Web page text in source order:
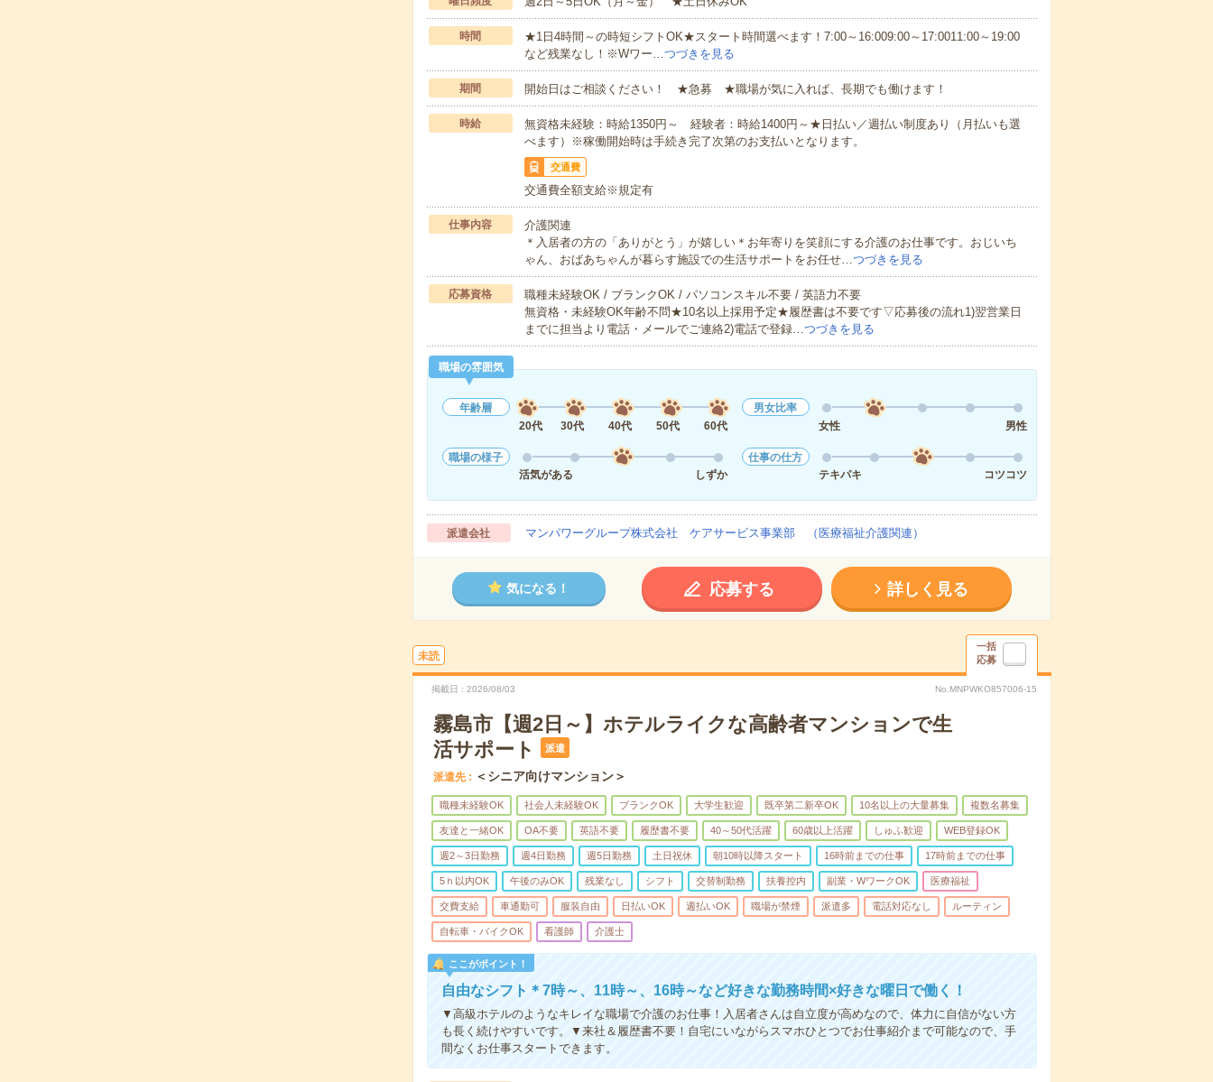
時間
★1日4時間～の時短シフトOK★スタート時間選べます！7:00～16:009:00～17:0011:00～19:00
など残業なし！※Wワー…つづきを見る
期間 開始日はご相談ください！ ★急募 ★職場が気に入れば、長期でも働けます！
時給
無資格未経験：時給1350円～ 経験者：時給1400円～★日払い／週払い制度あり（月払いも選
べます）※稼働開始時は手続き完了次第のお支払いとなります。
交通費
交通費全額支給※規定有
仕事内容
介護関連
＊入居者の方の「ありがとう」が嬉しい＊お年寄りを笑顔にする介護のお仕事です。おじいち
ゃん、おばあちゃんが暮らす施設での生活サポートをお任せ…つづきを見る
応募資格
職種未経験OK / ブランクOK / パソコンスキル不要 / 英語力不要
無資格・未経験OK年齢不問★10名以上採用予定★履歴書は不要です▽応募後の流れ1)翌営業日
までに担当より電話・メールでご連絡2)電話で登録…つづきを見る
職場の雰囲気
年齢層
20代
30代 40代 50代 60代
男女比率
女性
男性
職場の様子
活気がある
しずか
仕事の仕方
テキパキ
コツコツ
派遣会社 マンパワーグループ株式会社 ケアサービス事業部 （医療福祉介護関連）
気になる！ 応募する 詳しく見る
未読
一括
応募
掲載日 2026/08/03 No.MNPWKO857006-15
霧島市【週2日～】ホテルライクな高齢者マンションで生
活サポート
派遣
派遣先 ＜シニア向けマンション＞
職種未経験OK 社会人未経験OK ブランクOK 大学生歓迎 既卒第二新卒OK 10名以上の大量募集 複数名募集
友達と一緒OK OA不要 英語不要 履歴書不要 40～50代活躍 60歳以上活躍 しゅふ歓迎 WEB登録OK
週2～3日勤務 週4日勤務 週5日勤務 土日祝休 朝10時以降スタート 16時前までの仕事 17時前までの仕事
5ｈ以内OK 午後のみOK 残業なし シフト 交替制勤務 扶養控内 副業・WワークOK 医療福祉
交費支給 車通勤可 服装自由 日払いOK 週払いOK 職場が禁煙 派遣多 電話対応なし ルーティン
自転車・バイクOK 看護師 介護士
ここがポイント！
自由なシフト＊7時～、11時～、16時～など好きな勤務時間×好きな曜日で働く！
▼高級ホテルのようなキレイな職場で介護のお仕事！入居者さんは自立度が高めなので、体力に自信がない方
も長く続けやすいです。▼来社＆履歴書不要！自宅にいながらスマホひとつでお仕事紹介まで可能なので、手
間なくお仕事スタートできます。